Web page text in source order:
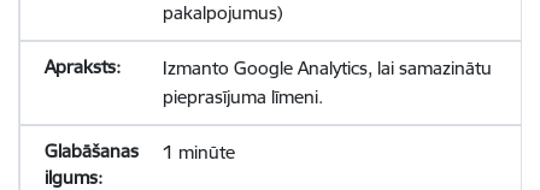
pakalpojumus)
Izmanto Google Analytics, lai samazinātu
pieprasījuma līmeni.
1 minūte